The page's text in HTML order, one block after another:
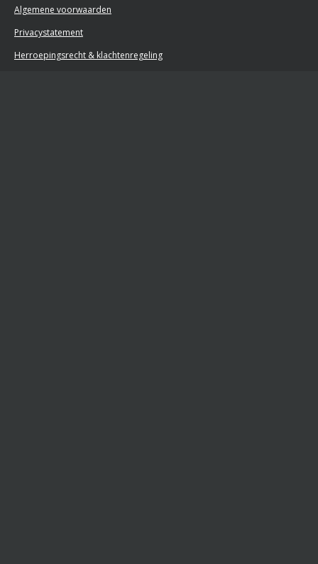
Algemene voorwaarden
Privacystatement
Herroepingsrecht & klachtenregeling